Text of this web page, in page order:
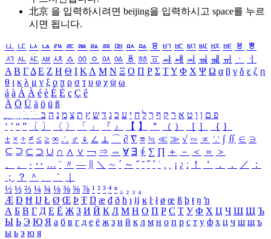
北京 을 입력하시려면 beijing을 입력하시고 space를 누르
시면 됩니다.
ㅥ ㅦ ㅧ ㅨ ㅩ ㅪ ㅫ ㅬ ㅭ ㅮ ㅯ ㅰ ㅱ ㅲ ㅳ ㅴ ㅵ ㅶ ㅷ ㅸ
ㅹ
ㅺ ㅻ ㅼ ㅽ ㅾ ㅿ ㆀ ㆁ ㆂ ㆃ ㆄ ㆅ ㆆ ㆇ ㆈ ㆉ ㆊ ㆋ ㆌ ㆍ
ㆎ
Α Β ΓΔ Ε Ζ Η Θ Ι ΚΛ Μ Ν Ξ Ο Π Ρ Σ ΤΥ Φ Χ Ψ Ω α β γ δ ε ζ η
θ ι κ λ μ ν ξ ο π ρ σ τ υ φ χ ψ ω
á à Á À é è É È ç Ç ê
Ä Ö Ü ä ö ü ß
ִֶֹ ֻּ ׁׂ פ ם ן ו ט א ר ק ף ך ל ח י ע כ ג ד ש ץ ת צ מ נ ה ב
‘ ’ “ ” 〔 〕 〈 〉 「 」 『 』 【 】 ＂ （ ） ［ ］ ｛ ｝
± × ÷ ≠ ≤ ≥ ∞ ∴ ♂ ♀ ∠ ⊥ ⌒ ∂ ∇ ≡ ≒ ≪ ≫ √ ∽ ∝ ∵ ∫ ∬ ∈ ∋
⊆ ⊇ ⊂ ⊃ ∪ ∩ ∧ ∨ ￢ ⇒ ⇔ ∀ ∃ ∮ ∑ ∏ ＋ － ＜ ＝
＞
、
。 · ‥ … ¨ 〃 ― ＼ ∼ ´ ～ ˇ ˘ ˝ ˚ ˙ ¸ ¡ ¿ ː ！ ＇ ， ． ／
：
；
？ ＾ ｀
½ ⅓ ⅔ ¼ ¾ ⅛ ⅜ ⅝ ⅞ ¹ ² ³ ⁴ ⁿ ₁ ₂ ₃ ₄
Æ Ð Ħ Ĳ Ł Ø Œ Þ Ŧ Ŋ æ đ ð ħ ı ĳ ĸ ŀ ł ø œ ß þ ŧ ŋ ŉ
А Б В Г Д Е Ё Ж З И Й К Л М Н О П Р С Т У Ф Х Ц Ч Ш Щ Ъ
Ы Ь Э Ю Я а б в г д е ё ж з и й к л м н о п р с т у ф х ц ч ш щ ъ
ы ь э ю я